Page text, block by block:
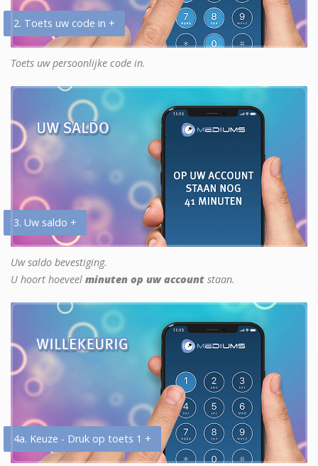
2. Toets uw code in +
Toets uw persoonlijke code in.
3. Uw saldo +
Uw saldo bevestiging.
U hoort hoeveel minuten op uw account staan.
4a. Keuze - Druk op toets 1 +